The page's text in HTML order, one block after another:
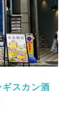
ギスカン酒